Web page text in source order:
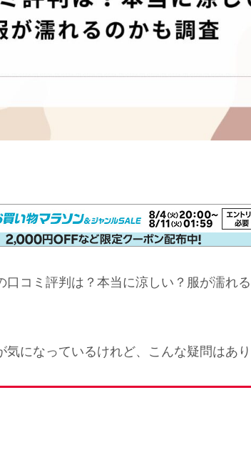
口コミ評判は？本当に涼しい？服が濡れ
になっているけれど、こんな疑問はあ